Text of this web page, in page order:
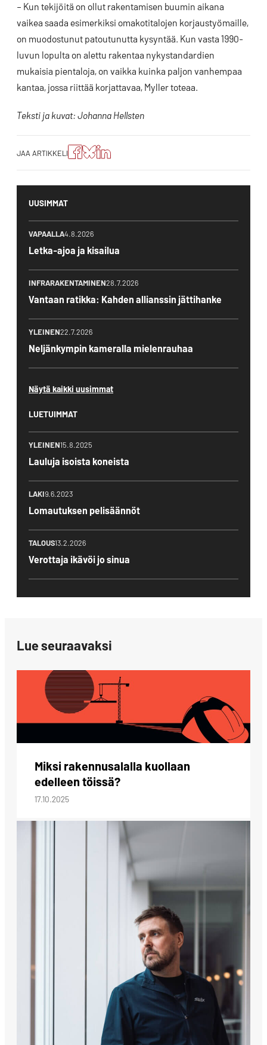
– Kun tekijöitä on ollut rakentamisen buumin aikana
vaikea saada esimerkiksi omakotitalojen korjaustyömaille,
on muodostunut patoutunutta kysyntää. Kun vasta 1990-
luvun lopulta on alettu rakentaa nykystandardien
mukaisia pientaloja, on vaikka kuinka paljon vanhempaa
kantaa, jossa riittää korjattavaa, Myller toteaa.
Teksti ja kuvat: Johanna Hellsten
JAA ARTIKKELI
Jaa
artikkeli
Facebookissa
Jaa
artikkeli
Blueskyssa
Jako:
Jaa
artikkeli
LinkedIn:ssä
UUSIMMAT
VAPAALLA4.8.2026
Letka-ajoa ja kisailua
INFRARAKENTAMINEN28.7.2026
Vantaan ratikka: Kahden allianssin jättihanke
YLEINEN22.7.2026
Neljänkympin kameralla mielenrauhaa
Näytä kaikki uusimmat
LUETUIMMAT
YLEINEN15.8.2025
Lauluja isoista koneista
LAKI9.6.2023
Lomautuksen pelisäännöt
TALOUS13.2.2026
Verottaja ikävöi jo sinua
Lue seuraavaksi
Miksi rakennusalalla kuollaan
edelleen töissä?
17.10.2025